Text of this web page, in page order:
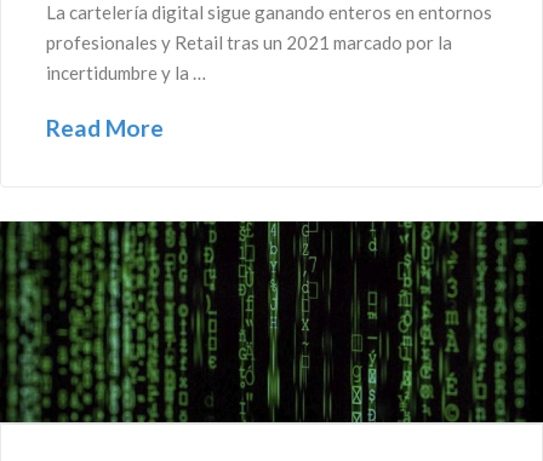
La cartelería digital sigue ganando enteros en entornos
profesionales y Retail tras un 2021 marcado por la
incertidumbre y la …
Read More